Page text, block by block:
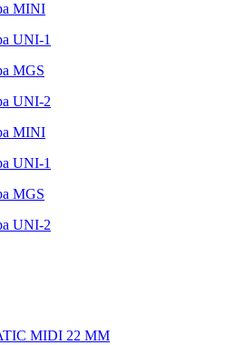
MINI
UNI-1
MGS
UNI-2
MINI
UNI-1
MGS
UNI-2
MIDI 22 ММ